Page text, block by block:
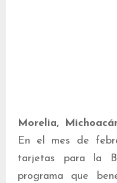
Morelia,
En el mes de
tarjetas para la
programa que